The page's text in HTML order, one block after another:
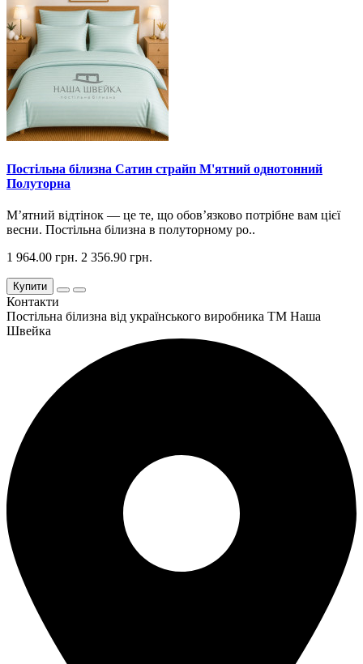
Постільна білизна Сатин страйп М'ятний однотонний
Полуторна
М’ятний відтінок — це те, що обов’язково потрібне вам цієї
весни. Постільна білизна в полуторному ро..
1 964.00 грн. 2 356.90 грн.
Купити
Контакти
Постільна білизна від українського виробника ТМ Наша
Швейка